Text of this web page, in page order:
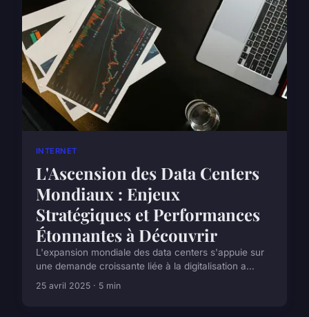
INTERNET
L'Ascension des Data Centers
Mondiaux : Enjeux
Stratégiques et Performances
Étonnantes à Découvrir
L'expansion mondiale des data centers s'appuie sur
une demande croissante liée à la digitalisation a...
25 avril 2025 · 5 min